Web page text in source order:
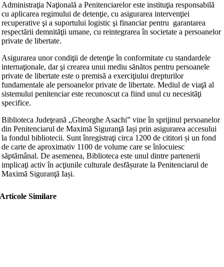
Administraţia Naţională a Penitenciarelor este instituţia responsabilă
cu aplicarea regimului de detenţie, cu asigurarea intervenţiei
recuperative şi a suportului logistic şi financiar pentru garantarea
respectării demnităţii umane, cu reintegrarea în societate a persoanelor
private de libertate.
Asigurarea unor condiţii de detenţie în conformitate cu standardele
internaţionale, dar şi crearea unui mediu sănătos pentru persoanele
private de libertate este o premisă a exerciţiului drepturilor
fundamentale ale persoanelor private de libertate. Mediul de viaţă al
sistemului penitenciar este recunoscut ca fiind unul cu necesităţi
specifice.
Biblioteca Judeţeană „Gheorghe Asachi” vine în sprijinul persoanelor
din Penitenciarul de Maximă Siguranţă Iași prin asigurarea accesului
la fondul bibliotecii. Sunt înregistraţi circa 1200 de cititori și un fond
de carte de aproximativ 1100 de volume care se înlocuiesc
săptămânal. De asemenea, Biblioteca este unul dintre partenerii
implicaţi activ în acţiunile culturale desfășurate la Penitenciarul de
Maximă Siguranţă Iași.
Articole Similare